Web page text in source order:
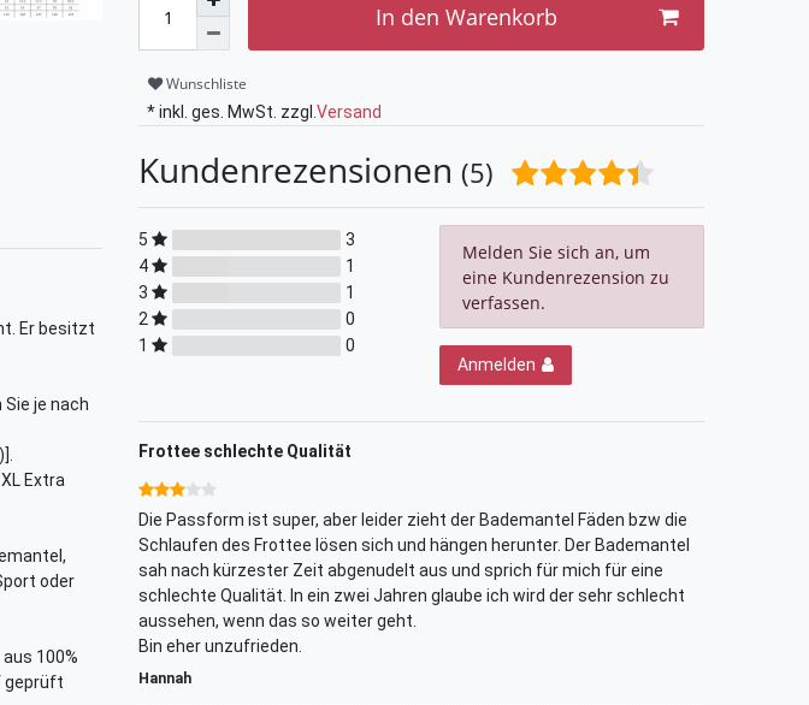
In den Warenkorb
Wunschliste
* inkl. ges. MwSt. zzgl.Versand
Er besitzt
je nach
Extra
oder
100%
geprüft
Kundenrezensionen (5)
5
3
4
1
3
1
2
0
1
0
Melden Sie sich an, um
eine Kundenrezension zu
verfassen.
Anmelden
Frottee schlechte Qualität
Die Passform ist super, aber leider zieht der Bademantel Fäden bzw die
Schlaufen des Frottee lösen sich und hängen herunter. Der Bademantel
sah nach kürzester Zeit abgenudelt aus und sprich für mich für eine
schlechte Qualität. In ein zwei Jahren glaube ich wird der sehr schlecht
aussehen, wenn das so weiter geht.
Bin eher unzufrieden.
Hannah